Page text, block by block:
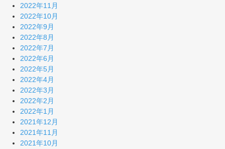
2022年11月
2022年10月
2022年9月
2022年8月
2022年7月
2022年6月
2022年5月
2022年4月
2022年3月
2022年2月
2022年1月
2021年12月
2021年11月
2021年10月